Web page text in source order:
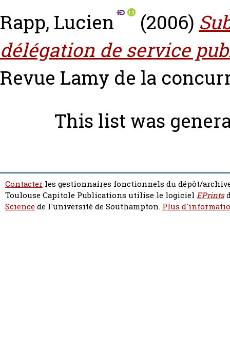
Rapp, Lucien
(2006)
délégation de service
Revue Lamy de la
This list was
Contacter les gestionnaires fonctionnels du dépôt/
Toulouse Capitole Publications utilise le logiciel EPrints
Sciencede l'université de Southampton. Plus